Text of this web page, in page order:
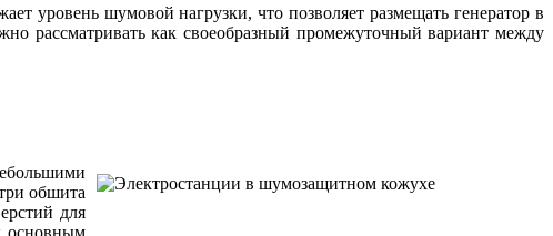
уровень шумовой нагрузки, что позволяет размещать генератор в
рассматривать как своеобразный промежуточный вариант между
обшита
для
основным